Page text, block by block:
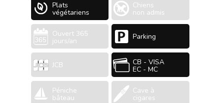
Plats
végétariens
Chiens
non admis
Ouvert 365
jours/an Parking
JCB CB - VISA
EC - MC
Péniche
bâteau
Cave à
cigares